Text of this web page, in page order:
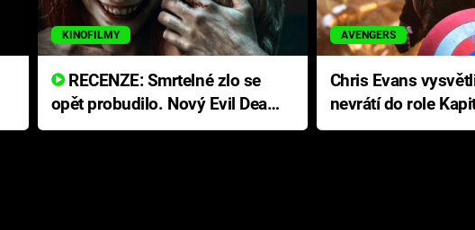
KINOFILMY
RECENZE: Smrtelné zlo se
opět probudilo. Nový Evil Dead
přichází s neodolatelnou
AVENGERS
Chris Evans
nevrátí do role
Ameriky